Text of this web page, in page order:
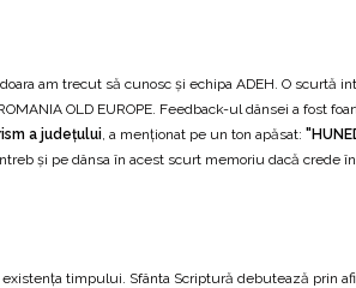
am trecut să cunosc și echipa ADEH. O scurtă
OLD EUROPE. Feedback-ul dânsei a fost
a județului , a menționat pe un ton apăsat:
și pe dânsa în acest scurt memoriu dacă crede
timpului. Sfânta Scriptură debutează prin